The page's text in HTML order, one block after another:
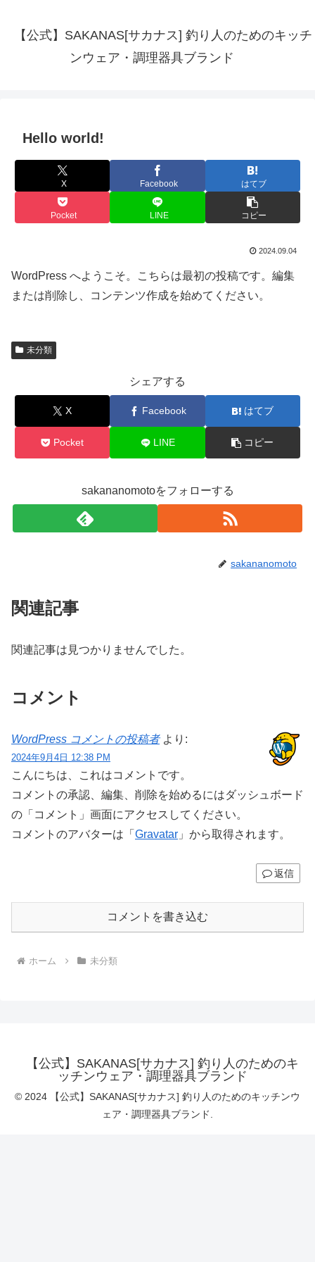
【公式】SAKANAS[サカナス] 釣り人のためのキッチ
ンウェア・調理器具ブランド
Hello world!
X Facebook はてブ
Pocket LINE コピー
2024.09.04
WordPress へようこそ。こちらは最初の投稿です。編集
または削除し、コンテンツ作成を始めてください。
未分類
シェアする
X Facebook はてブ
Pocket LINE コピー
sakananomotoをフォローする
sakananomoto
関連記事
関連記事は見つかりませんでした。
コメント
WordPress コメントの投稿者 より:
2024年9月4日 12:38 PM
こんにちは、これはコメントです。
コメントの承認、編集、削除を始めるにはダッシュボード
の「コメント」画面にアクセスしてください。
コメントのアバターは「 Gravatar 」から取得されます。
返信
コメントを書き込む
ホーム 未分類
【公式】SAKANAS[サカナス] 釣り人のためのキ
ッチンウェア・調理器具ブランド
© 2024 【公式】SAKANAS[サカナス] 釣り人のためのキッチンウ
ェア・調理器具ブランド.